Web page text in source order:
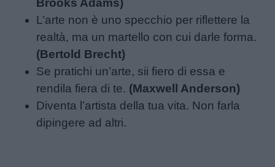
Brooks Adams)
L’arte non è uno specchio per riflettere la
realtà, ma un martello con cui darle forma.
(Bertold Brecht)
Se pratichi un’arte, sii fiero di essa e
rendila fiera di te. (Maxwell Anderson)
Diventa l’artista della tua vita. Non farla
dipingere ad altri.